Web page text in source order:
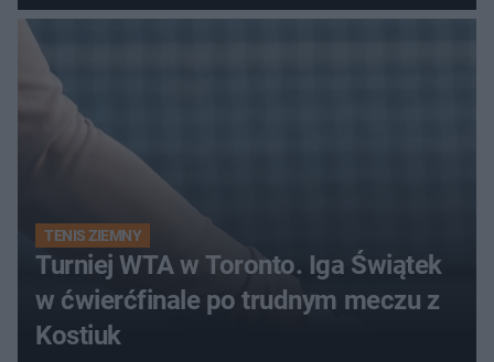
TENIS ZIEMNY
Turniej WTA w Toronto. Iga Świątek
w ćwierćfinale po trudnym meczu z
Kostiuk